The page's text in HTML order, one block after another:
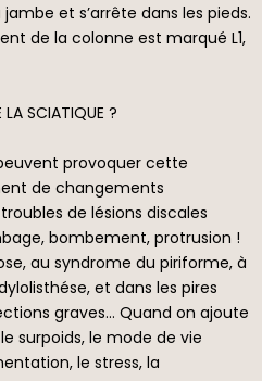
et s’arrête dans les pieds.
de la colonne est marqué L1,
LA SCIATIQUE ?
provoquer cette
de changements
de lésions discales
bombement, protrusion !
au syndrome du piriforme, à
et dans les pires
graves… Quand on ajoute
surpoids, le mode de vie
le stress, la